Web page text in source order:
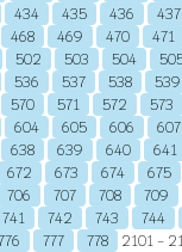
434 435 436
437
468 469 470
471
502 503 504
536 537 538
539
570 571 572
573
604 605 606
607
638 639 640
641
672 673 674
675
706 707 708
709
741 742 743
744
777 778 2101 -